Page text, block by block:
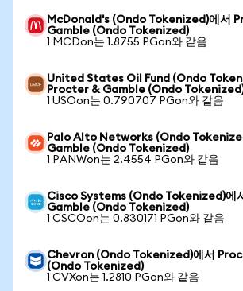
McDonald's (Ondo Tokenized)에서
Gamble (Ondo Tokenized)
1 MCDon는 1.8755 PGon와 같음
United States Oil Fund (Ondo
Procter & Gamble (Ondo
1 USOon는 0.790707 PGon와 같음
Palo Alto Networks (Ondo
Gamble (Ondo Tokenized)
1 PANWon는 2.4554 PGon와 같음
Cisco Systems (Ondo Tokenized)에
Gamble (Ondo Tokenized)
1 CSCOon는 0.830171 PGon와 같음
Chevron (Ondo Tokenized)에서
(Ondo Tokenized)
1 CVXon는 1.2810 PGon와 같음